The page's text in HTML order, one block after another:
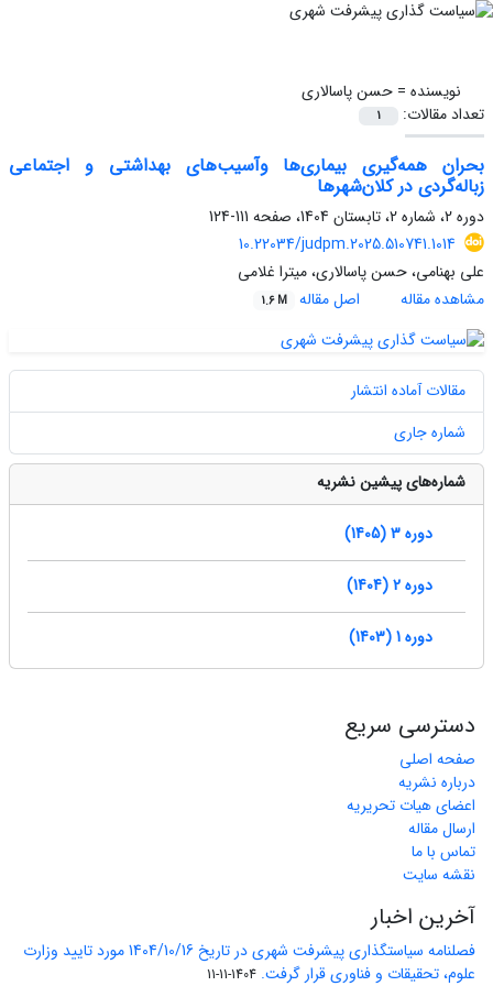
نویسنده =حسن پاسالاری
تعداد مقالات:
1
بحران همه‌گیری بیماری‌ها وآسیب‌های بهداشتی و اجتماعی
زباله‌گردی در کلان‌شهرها
دوره 2، شماره 2، تابستان 1404، صفحه
111-124
10.22034/judpm.2025.510741.1014
علی بهنامی، حسن پاسالاری، میترا غلامی
مشاهده مقاله
اصل مقاله 1.6 M
مقالات آماده انتشار
شماره جاری
شماره‌های پیشین نشریه
دوره 3 (1405)
دوره 2 (1404)
دوره 1 (1403)
دسترسی سریع
صفحه اصلی
درباره نشریه
اعضای هیات تحریریه
ارسال مقاله
تماس با ما
نقشه سایت
آخرین اخبار
فصلنامه سیاستگذاری پیشرفت شهری در تاریخ 1404/10/16 مورد تایید وزارت
علوم، تحقیقات و فناوری قرار گرفت. 1404-11-11